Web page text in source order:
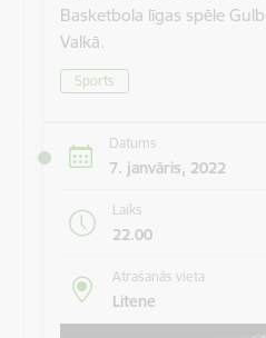
Basketbola līgas spēle
Valkā.
Sports
Datums
7. janvāris, 2022
Laiks
22.00
Atrašanās vieta
Litene